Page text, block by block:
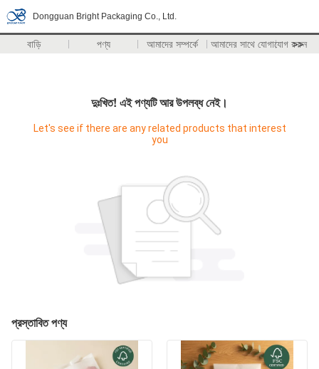
Dongguan Bright Packaging Co., Ltd.
বাড়ি পণ্য আমাদের সম্পর্কে আমাদের সাথে যোগাযোগ করুন
>>
দুঃখিত! এই পণ্যটি আর উপলব্ধ নেই।
Let's see if there are any related products that interest
you
প্রস্তাবিত পণ্য